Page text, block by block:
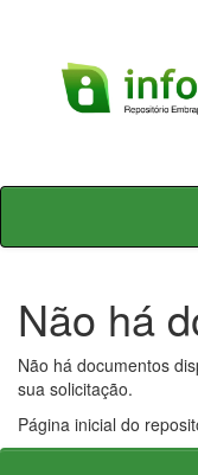
Skip
Não há
Não há documentos
sua solicitação.
Página inicial do